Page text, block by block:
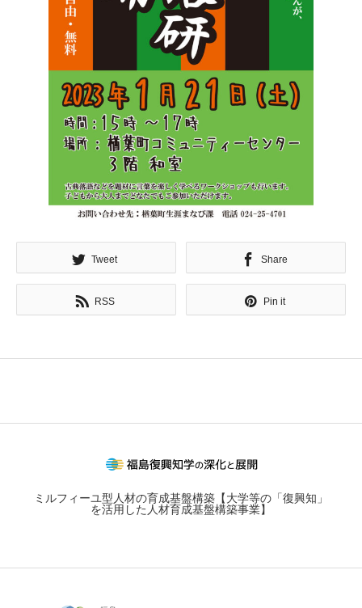
Tweet Share
RSS Pin it
ミルフィーユ型人材の育成基盤構築【大学等の「復興知」
を活用した人材育成基盤構築事業】